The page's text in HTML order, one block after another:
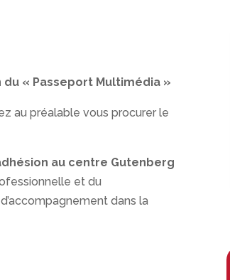
du « Passeport Multimédia »
au préalable vous procurer le
au centre Gutenberg
et du
dans la